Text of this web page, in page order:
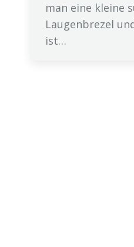
man eine kleine
Laugenbrezel
ist…